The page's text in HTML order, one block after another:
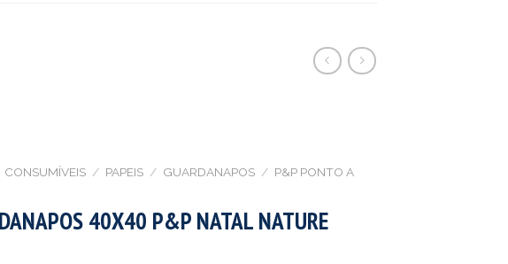
CONSUMÍVEIS / PAPEIS / GUARDANAPOS / P&P PONTO A
40X40 P&P NATAL NATURE